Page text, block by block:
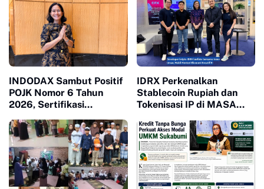
INDODAX Sambut Positif
POJK Nomor 6 Tahun
2026, Sertifikasi
Perkuat Perlindungan
Investor
IDRX Perkenalkan
Stablecoin Rupiah dan
Tokenisasi IP di MASA
Ekonomi Kreatif Indonesia